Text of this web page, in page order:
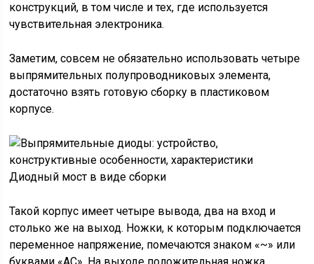
конструкций, в том числе и тех, где используется
чувствительная электроника.
Заметим, совсем не обязательно использовать четыре
выпрямительных полупроводниковых элемента,
достаточно взять готовую сборку в пластиковом
корпусе.
Диодный мост в виде сборки
Такой корпус имеет четыре вывода, два на вход и
столько же на выход. Ножки, к которым подключается
переменное напряжение, помечаются знаком «~» или